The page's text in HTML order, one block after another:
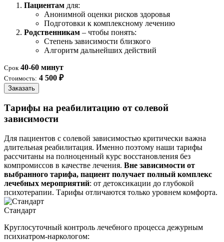
Пациентам для:
Анонимной оценки рисков здоровья
Подготовки к комплексному лечению
Родственникам – чтобы понять:
Степень зависимости близкого
Алгоритм дальнейших действий
Срок 40-60 минут
Стоимость: 4 500 ₽
Заказать
Тарифы на реабилитацию от солевой
зависимости
Для пациентов с солевой зависимостью критически важна
длительная реабилитация. Именно поэтому наши тарифы
рассчитаны на полноценный курс восстановления без
компромиссов в качестве лечения. Вне зависимости от
выбранного тарифа, пациент получает полный комплекс
лечебных мероприятий: от детоксикации до глубокой
психотерапии. Тарифы отличаются только уровнем комфорта.
Стандарт
Круглосуточный контроль лечебного процесса дежурным
психиатром-наркологом: